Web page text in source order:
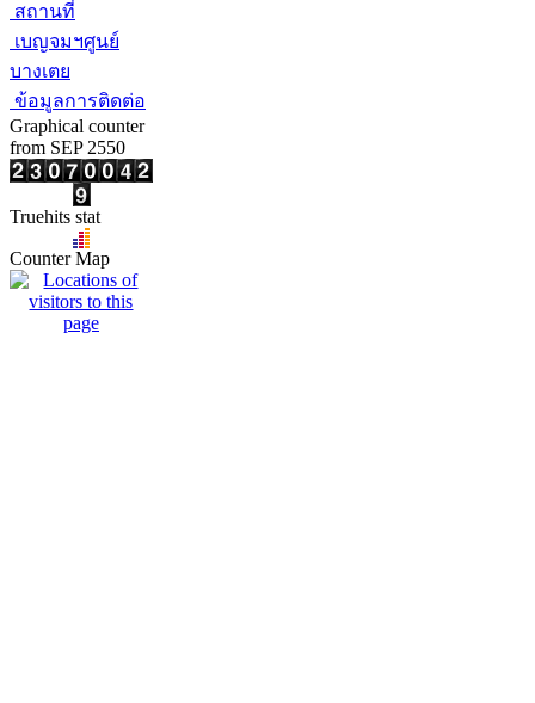
สถานที่
เบญจมฯศูนย์
บางเตย
ข้อมูลการติดต่อ
Graphical counter
from SEP 2550
Truehits stat
Counter Map